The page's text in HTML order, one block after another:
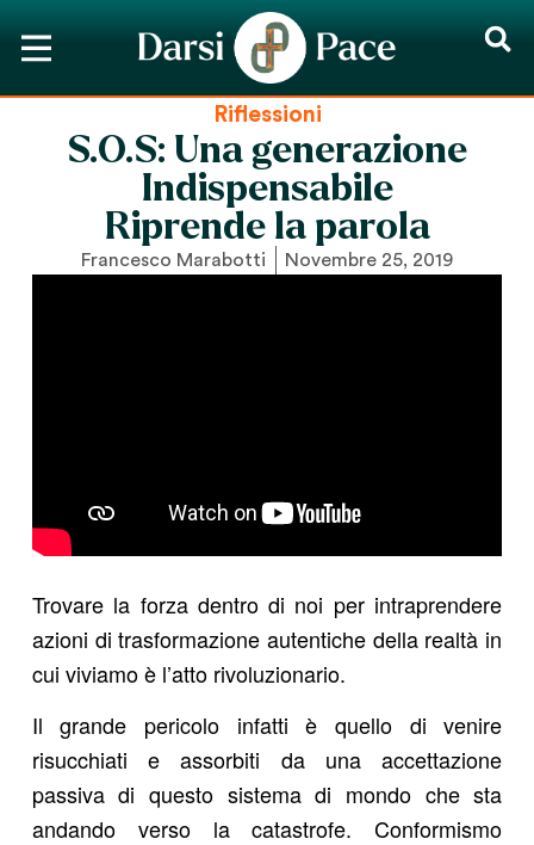
Riflessioni
S.O.S: Una generazione
Indispensabile
Riprende la parola
Francesco Marabotti Novembre 25, 2019
Trovare la forza dentro di noi per intraprendere
azioni di trasformazione autentiche della realtà in
cui viviamo è l’atto rivoluzionario.
Il grande pericolo infatti è quello di venire
risucchiati e assorbiti da una accettazione
passiva di questo sistema di mondo che sta
andando verso la catastrofe. Conformismo